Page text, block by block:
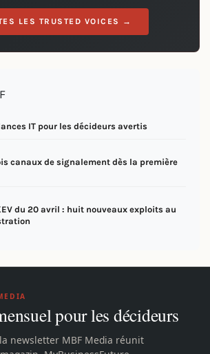
LES TRUSTED VOICES →
IT pour les décideurs avertis
canaux de signalement dès la première
du 20 avril : huit nouveaux exploits au
pour les décideurs
newsletter MBF Media réunit